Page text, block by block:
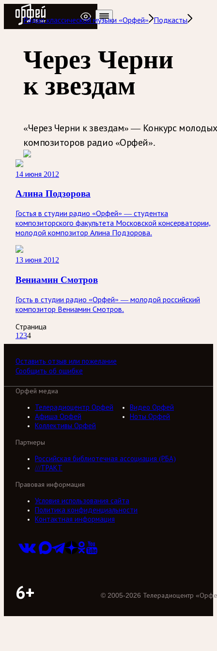
Радио Орфей
Радио классической музыки «Орфей»
Подкасты
Через Черни
к звездам
«Через Черни к звездам» — Конкурс молодых
композиторов радио «Орфей».
14 июня 2012
Алина Подзорова
Гостья в студии радио «Орфей» — студентка
композиторского факультета Московской консерватории,
молодой композитор Алина Подзорова.
13 июня 2012
Вениамин Смотров
Гость в студии радио «Орфей» — молодой российский
композитор Вениамин Смотров.
Страница
1 234
Оставить отзыв или пожелание
Сообщить об ошибке
Орфей медиа
Телерадиоцентр Орфей
Видео Орфей
Афиша Орфей
Ноты Орфей
Коллективы Орфей
Партнеры
Российская библиотечная ассоциация (РБА)
///ТРАКТ
Правовая информация
Условия использования сайта
Политика конфиденциальности
Контактная информация
6+ © 2005-2026 Телерадиоцентр